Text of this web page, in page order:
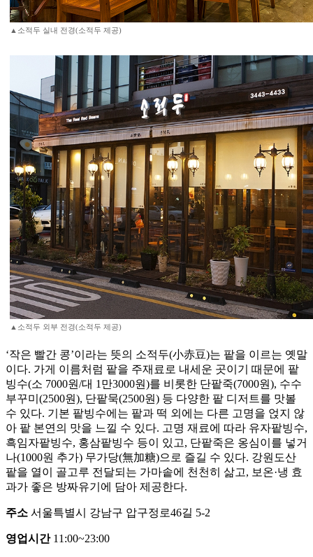
▲소적두 실내 전경(소적두 제공)
▲소적두 외부 전경(소적두 제공)
‘작은 빨간 콩’이라는 뜻의 소적두(小赤豆)는 팥을 이르는 옛말
이다. 가게 이름처럼 팥을 주재료로 내세운 곳이기 때문에 팥
빙수(소 7000원/대 1만3000원)를 비롯한 단팥죽(7000원), 수수
부꾸미(2500원), 단팥묵(2500원) 등 다양한 팥 디저트를 맛볼
수 있다. 기본 팥빙수에는 팥과 떡 외에는 다른 고명을 얹지 않
아 팥 본연의 맛을 느낄 수 있다. 고명 재료에 따라 유자팥빙수,
흑임자팥빙수, 홍삼팥빙수 등이 있고, 단팥죽은 옹심이를 넣거
나(1000원 추가) 무가당(無加糖)으로 즐길 수 있다. 강원도산
팥을 열이 골고루 전달되는 가마솥에 천천히 삶고, 보온·냉 효
과가 좋은 방짜유기에 담아 제공한다.
주소 서울특별시 강남구 압구정로46길 5-2
영업시간11:00~23:00